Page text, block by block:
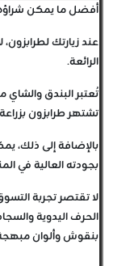
أفضل ما يمكن
عند زيارتك
الرائعة.
تُعتبر البندق
تشتهر طرابزون
بالإضافة إلى ذلك،
بجودته العالية في
لا تقتصر تجربة
الحرف اليدوية
بنقوش وألوان